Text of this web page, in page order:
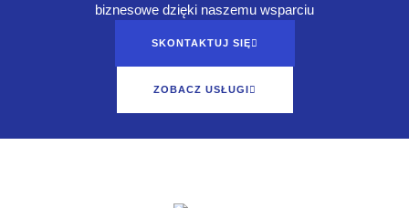
biznesowe dzięki naszemu wsparciu
SKONTAKTUJ SIĘ
ZOBACZ USŁUGI